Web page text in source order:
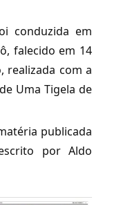
conduzida em
falecido em 14
realizada com a
Uma Tigela de
publicada
por Aldo